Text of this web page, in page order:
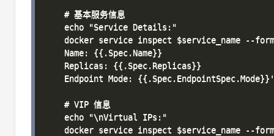
    # 基本服务信息
    echo "Service Details:"
docker service inspect $service_name --
    Name: {{.Spec.Name}}
    Replicas: {{.Spec.Replicas}}
    Endpoint Mode: {{.Spec.EndpointSpec.Mode}}'
    # VIP 信息
    echo "\nVirtual IPs:"
docker service inspect $service_name --